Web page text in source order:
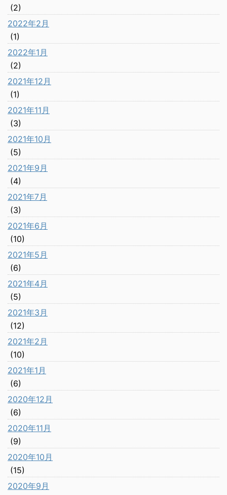
(2)
2022年2月
(1)
2022年1月
(2)
2021年12月
(1)
2021年11月
(3)
2021年10月
(5)
2021年9月
(4)
2021年7月
(3)
2021年6月
(10)
2021年5月
(6)
2021年4月
(5)
2021年3月
(12)
2021年2月
(10)
2021年1月
(6)
2020年12月
(6)
2020年11月
(9)
2020年10月
(15)
2020年9月